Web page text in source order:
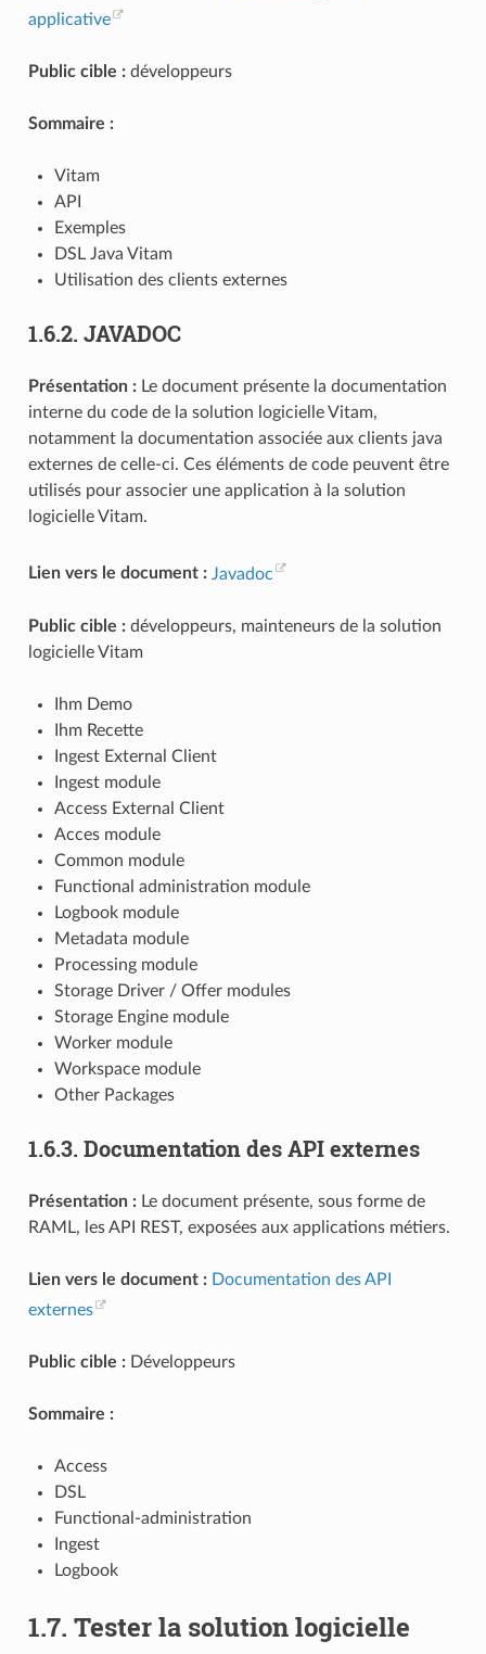
applicative
Public cible :développeurs
Sommaire :
Vitam
API
Exemples
DSL Java Vitam
Utilisation des clients externes
1.6.2. JAVADOC
Présentation :Le document présente la documentation
interne du code de la solution logicielle Vitam,
notamment la documentation associée aux clients java
externes de celle-ci. Ces éléments de code peuvent être
utilisés pour associer une application à la solution
logicielle Vitam.
Lien vers le document : Javadoc
Public cible :développeurs, mainteneurs de la solution
logicielle Vitam
Ihm Demo
Ihm Recette
Ingest External Client
Ingest module
Access External Client
Acces module
Common module
Functional administration module
Logbook module
Metadata module
Processing module
Storage Driver / Offer modules
Storage Engine module
Worker module
Workspace module
Other Packages
1.6.3. Documentation des API externes
Présentation :Le document présente, sous forme de
RAML, les API REST, exposées aux applications métiers.
Lien vers le document : Documentation des API
externes
Public cible :Développeurs
Sommaire :
Access
DSL
Functional-administration
Ingest
Logbook
1.7. Tester la solution logicielle